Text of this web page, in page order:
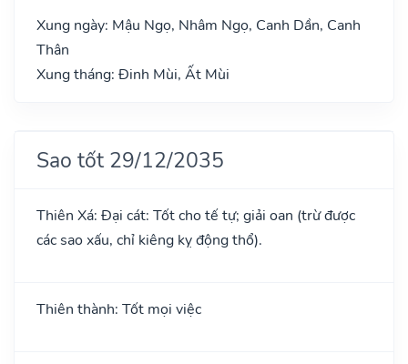
Xung ngày: Mậu Ngọ, Nhâm Ngọ, Canh Dần, Canh
Thân
Xung tháng: Đinh Mùi, Ất Mùi
Sao tốt 29/12/2035
Thiên Xá: Đại cát: Tốt cho tế tự; giải oan (trừ được
các sao xấu, chỉ kiêng kỵ động thổ).
Thiên thành: Tốt mọi việc